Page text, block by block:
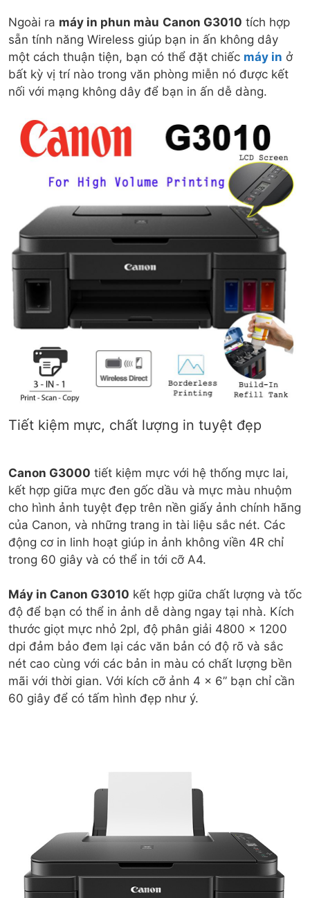
Ngoài ra máy in phun màu Canon G3010 tích hợp
sẵn tính năng Wireless giúp bạn in ấn không dây
một cách thuận tiện, bạn có thể đặt chiếc máy in ở
bất kỳ vị trí nào trong văn phòng miễn nó được kết
nối với mạng không dây để bạn in ấn dễ dàng.
Tiết kiệm mực, chất lượng in tuyệt đẹp
Canon G3000 tiết kiệm mực với hệ thống mực lai,
kết hợp giữa mực đen gốc dầu và mực màu nhuộm
cho hình ảnh tuyệt đẹp trên nền giấy ảnh chính hãng
của Canon, và những trang in tài liệu sắc nét. Các
động cơ in linh hoạt giúp in ảnh không viền 4R chỉ
trong 60 giây và có thể in tới cỡ A4.
Máy in Canon G3010 kết hợp giữa chất lượng và tốc
độ để bạn có thể in ảnh dễ dàng ngay tại nhà. Kích
thước giọt mực nhỏ 2pl, độ phân giải 4800 x 1200
dpi đảm bảo đem lại các văn bản có độ rõ và sắc
nét cao cùng với các bản in màu có chất lượng bền
mãi với thời gian. Với kích cỡ ảnh 4 x 6” bạn chỉ cần
60 giây để có tấm hình đẹp như ý.